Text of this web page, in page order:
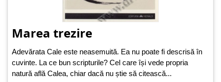
Marea trezire
Adevărata Cale este neasemuită. Ea nu poate fi descrisă în
cuvinte. La ce bun scripturile? Cel care își vede propria
natură află Calea, chiar dacă nu știe să citească...